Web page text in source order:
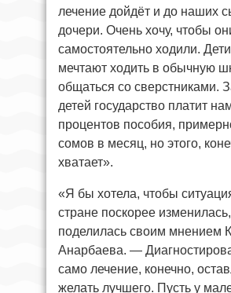
лечение дойдёт и до наших
дочери. Очень хочу, чтобы
самостоятельно ходили.
мечтают ходить в обычную
общаться со сверстниками.
детей государство платит
процентов пособия,
сомов в месяц, но этого,
хватает».
«Я бы хотела, чтобы
стране поскорее
поделилась своим мнением
Анарбаева. —
само лечение, конечно,
желать лучшего. Пусть у